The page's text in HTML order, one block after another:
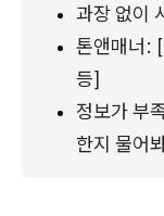
과장 없이
톤앤매너:
등]
정보가 부
한지 물어